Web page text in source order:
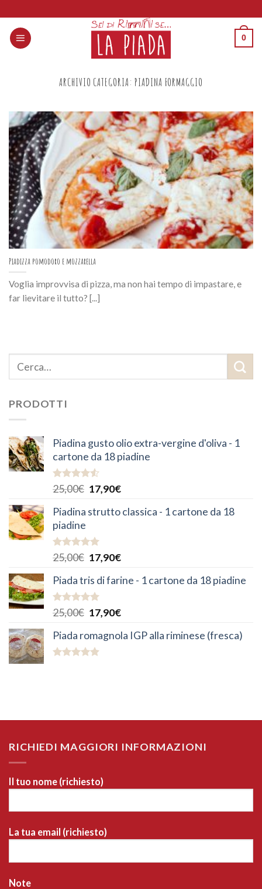
content
0
ARCHIVIO CATEGORIA:PIADINA FORMAGGIO
Piadizza pomodoro e mozzarella
Voglia improvvisa di pizza, ma non hai tempo di impastare, e
far lievitare il tutto? [...]
PRODOTTI
Piadina gusto olio extra-vergine d'oliva - 1
cartone da 18 piadine
Valutato
4.50
25,00€ 17,90€
Piadina strutto classica - 1 cartone da 18
piadine
Valutato
5.00
25,00€ 17,90€
Piada tris di farine - 1 cartone da 18 piadine
Valutato
5.00
25,00€ 17,90€
Piada romagnola IGP alla riminese (fresca)
RICHIEDI MAGGIORI INFORMAZIONI
Il tuo nome (richiesto)
La tua email (richiesto)
Note